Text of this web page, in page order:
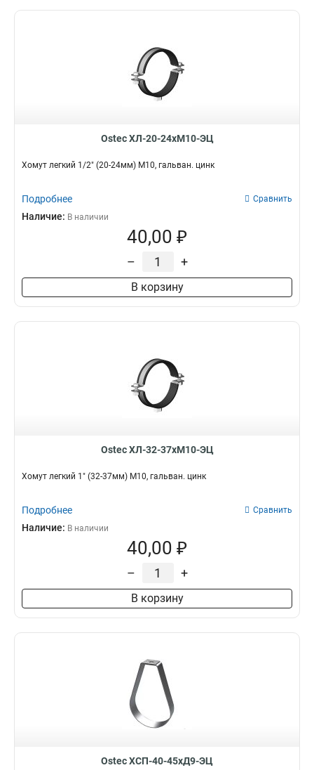
Ostec ХЛ-20-24хМ10-ЭЦ
Хомут легкий 1/2" (20-24мм) М10, гальван. цинк
Подробнее Сравнить
Наличие: В наличии
40,00 ₽
– +
В корзину
Ostec ХЛ-32-37хМ10-ЭЦ
Хомут легкий 1" (32-37мм) М10, гальван. цинк
Подробнее Сравнить
Наличие: В наличии
40,00 ₽
– +
В корзину
Ostec ХСП-40-45хД9-ЭЦ